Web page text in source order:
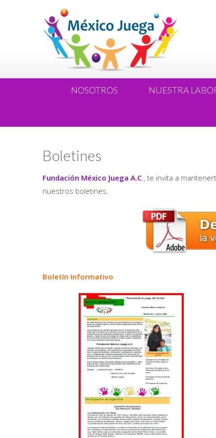
NOSOTROS NUESTRA
Boletines
Fundación México Juega A.C., te invita a
nuestros boletines.
Boletín Informativo